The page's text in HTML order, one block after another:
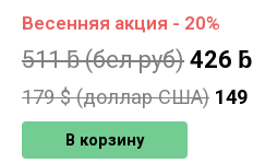
Весенняя акция - 20%
511ƃ(бел руб) 426 ƃ
179$ (доллар США) 149
В корзину